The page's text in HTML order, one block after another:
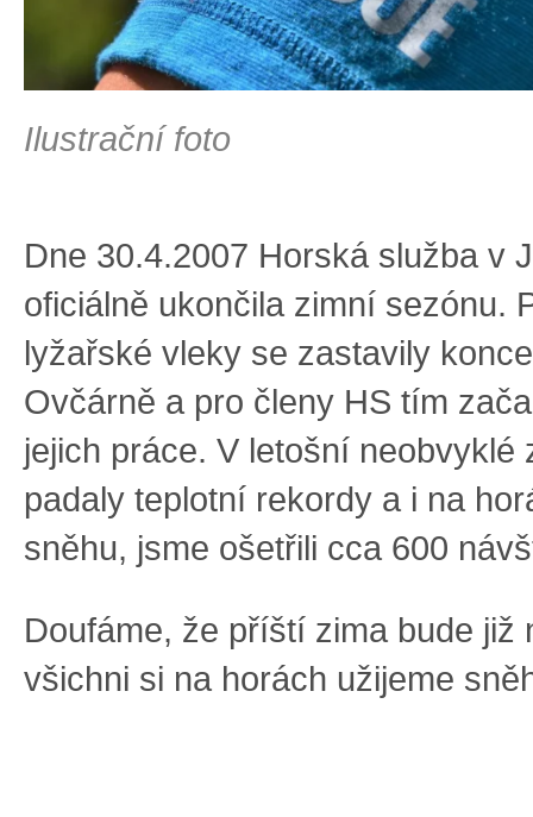
Ilustrační foto
Dne 30.4.2007 Horská služba v
oficiálně ukončila zimní sezónu.
lyžařské vleky se zastavily
Ovčárně a pro členy HS tím
jejich práce. V letošní neobvyklé
padaly teplotní rekordy a i na
sněhu, jsme ošetřili cca 600
Doufáme, že příští zima bude již
všichni si na horách užijeme